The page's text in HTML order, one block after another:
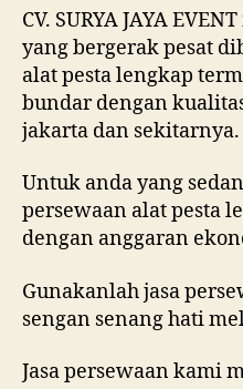
CV. SURYA JAYA
yang bergerak pesat
alat pesta lengkap
bundar dengan
jakarta dan sekitarnya.
Untuk anda yang
persewaan alat pesta
dengan anggaran
Gunakanlah jasa
sengan senang hati
Jasa persewaan kami